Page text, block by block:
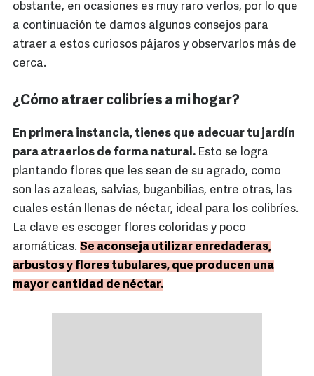
obstante, en ocasiones es muy raro verlos, por lo que
a continuación te damos algunos consejos para
atraer a estos curiosos pájaros y observarlos más de
cerca.
¿Cómo atraer colibríes a mi hogar?
En primera instancia, tienes que adecuar tu jardín
para atraerlos de forma natural. Esto se logra
plantando flores que les sean de su agrado, como
son las azaleas, salvias, buganbilias, entre otras, las
cuales están llenas de néctar, ideal para los colibríes.
La clave es escoger flores coloridas y poco
aromáticas. Se aconseja utilizar enredaderas,
arbustos y flores tubulares, que producen una
mayor cantidad de néctar.